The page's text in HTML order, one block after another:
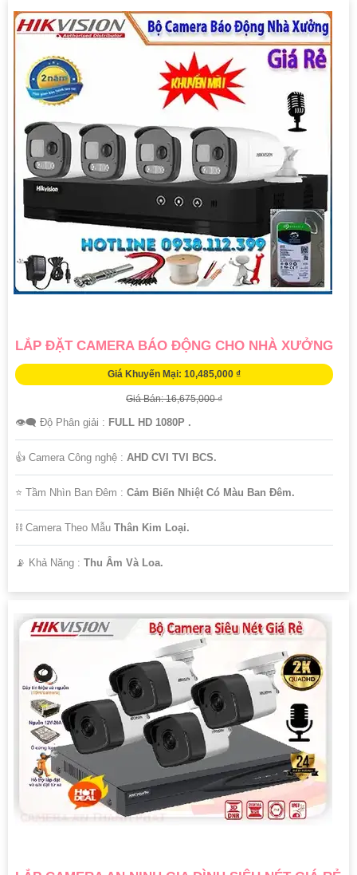
LẮP ĐẶT CAMERA BÁO ĐỘNG CHO NHÀ XƯỞNG
Giá Khuyến Mại: 10,485,000 ₫
Giá Bán: 16,675,000 ₫
👁️‍🗨 Độ Phân giải : FULL HD 1080P .
👍 Camera Công nghệ : AHD CVI TVI BCS.
⭐ Tầm Nhìn Ban Đêm : Cảm Biến Nhiệt Có Màu Ban Đêm.
⛓ Camera Theo Mẫu Thân Kim Loại.
️📡 Khả Năng : Thu Âm Và Loa.